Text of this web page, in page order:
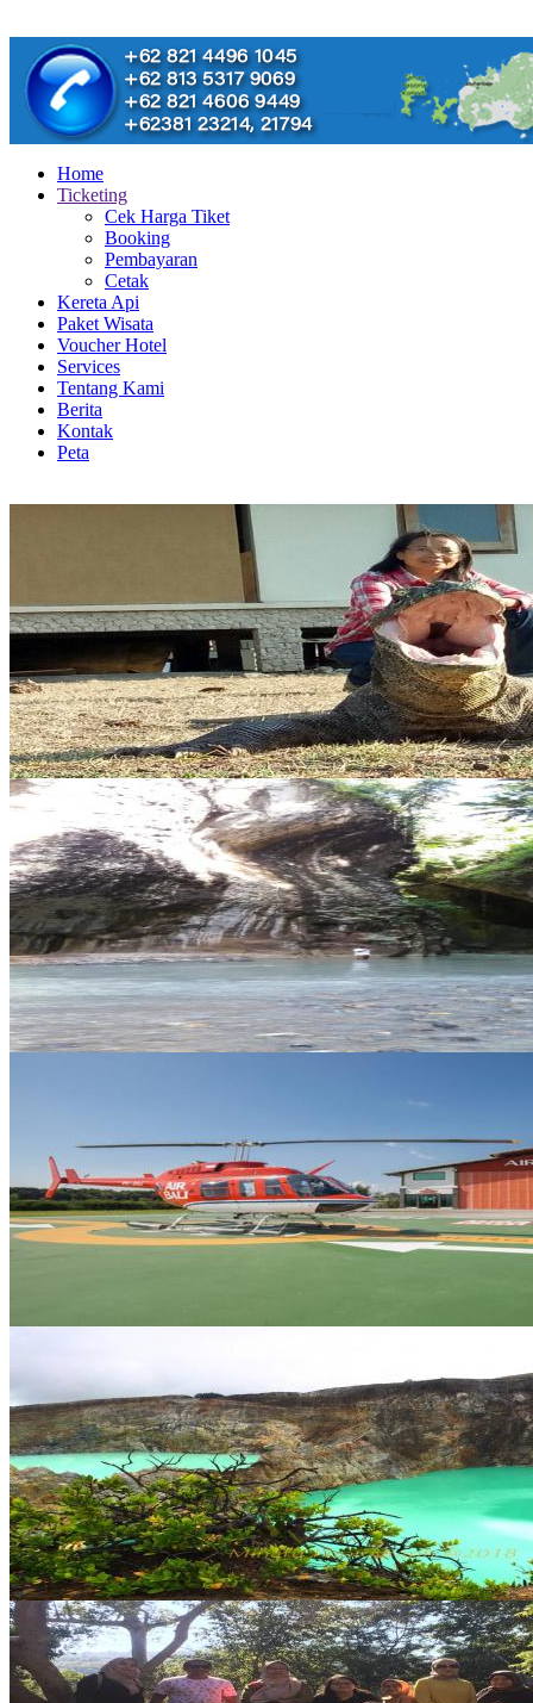
Home
Ticketing
Cek Harga Tiket
Booking
Pembayaran
Cetak
Kereta Api
Paket Wisata
Voucher Hotel
Services
Tentang Kami
Berita
Kontak
Peta